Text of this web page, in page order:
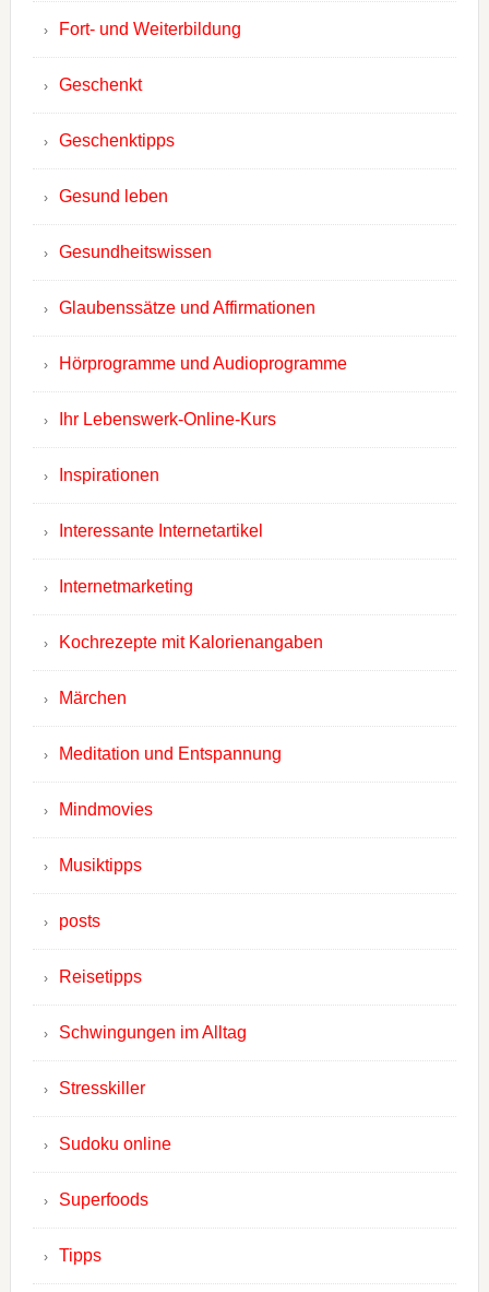
Fort- und Weiterbildung
Geschenkt
Geschenktipps
Gesund leben
Gesundheitswissen
Glaubenssätze und Affirmationen
Hörprogramme und Audioprogramme
Ihr Lebenswerk-Online-Kurs
Inspirationen
Interessante Internetartikel
Internetmarketing
Kochrezepte mit Kalorienangaben
Märchen
Meditation und Entspannung
Mindmovies
Musiktipps
posts
Reisetipps
Schwingungen im Alltag
Stresskiller
Sudoku online
Superfoods
Tipps